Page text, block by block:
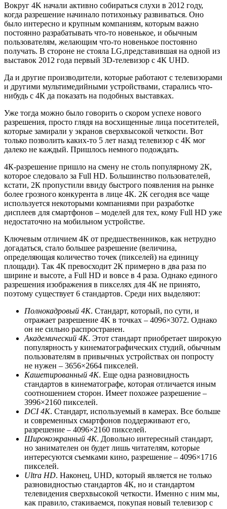
Вокруг 4K начали активно собираться слухи в 2012 году,
когда разрешение начинало потихоньку развиваться. Оно
было интересно и крупным компаниям, которым важно
постоянно разрабатывать что-то новенькое, и обычным
пользователям, желающим что-то новенькое постоянно
получать. В стороне не стояла LG,представившая на одной из
выставок 2012 года первый 3D-телевизор с 4К UHD.
Да и другие производители, которые работают с телевизорами
и другими мультимедийными устройствами, старались что-
нибудь с 4К да показать на подобных выставках.
Уже тогда можно было говорить о скором успехе нового
разрешения, просто глядя на восхищенные лица посетителей,
которые замирали у экранов сверхвысокой четкости. Вот
только позволить каких-то 5 лет назад телевизор с 4K мог
далеко не каждый. Пришлось немного подождать.
4К-разрешение пришло на смену не столь популярному 2К,
которое следовало за Full HD. Большинство пользователей,
кстати, 2К пропустили ввиду быстрого появления на рынке
более грозного конкурента в лице 4К. 2К сегодня все чаще
используется некоторыми компаниями при разработке
дисплеев для смартфонов – моделей для тех, кому Full HD уже
недостаточно на мобильном устройстве.
Ключевым отличием 4К от предшественников, как нетрудно
догадаться, стало большее разрешение (величина,
определяющая количество точек (пикселей) на единицу
площади). Так 4К превосходит 2К примерно в два раза по
ширине и высоте, а Full HD и вовсе в 4 раза. Однако единого
разрешения изображения в пикселях для 4К не принято,
поэтому существует 6 стандартов. Среди них выделяют:
Полнокадровый 4К. Стандарт, который, по сути, и
отражает разрешение 4K в точках – 4096×3072. Однако
он не сильно распространен.
Академический 4K. Этот стандарт приобретает широкую
популярность у кинематографических студий, обычным
пользователям в привычных устройствах он попросту
не нужен – 3656×2664 пикселей.
Кашетированный 4K. Еще одна разновидность
стандартов в кинематографе, которая отличается иным
соотношением сторон. Имеет похожее разрешение –
3996×2160 пикселей.
DCI 4K. Стандарт, используемый в камерах. Все больше
и современных смартфонов поддерживают его,
разрешение – 4096×2160 пикселей.
Широкоэкранный 4K. Довольно интересный стандарт,
но занимателен он будет лишь читателям, которые
интересуются съемками кино, разрешение – 4096×1716
пикселей.
Ultra HD. Наконец, UHD, который является не только
разновидностью стандартов 4К, но и стандартом
телевидения сверхвысокой четкости. Именно с ним мы,
как правило, стакиваемся, покупая новый телевизор с